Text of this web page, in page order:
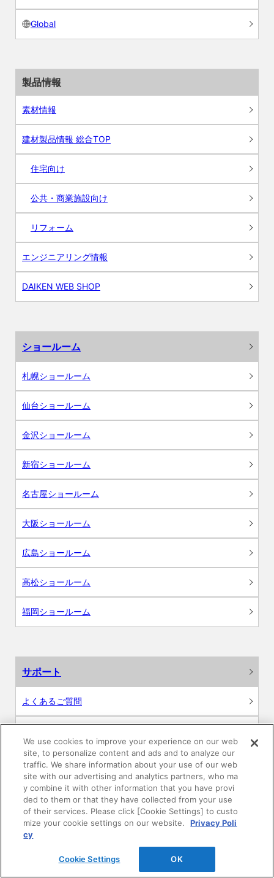
Global
製品情報
素材情報
建材製品情報 総合TOP
住宅向け
公共・商業施設向け
リフォーム
エンジニアリング情報
DAIKEN WEB SHOP
ショールーム
札幌ショールーム
仙台ショールーム
金沢ショールーム
新宿ショールーム
名古屋ショールーム
大阪ショールーム
広島ショールーム
高松ショールーム
福岡ショールーム
サポート
よくあるご質問
各種データダウンロード
WEB見積・各種シミュレーション
交換用部品の購入
We use cookies to improve your experience on our web
site, to personalize content and ads and to analyze our
traffic. We share information about your use of our web
site with our advertising and analytics partners, who ma
y combine it with other information that you have provi
ded to them or that they have collected from your use
of their services. Please click [Cookie Settings] to custo
mize your cookie settings on our website.
Privacy Poli
cy
Cookie Settings OK